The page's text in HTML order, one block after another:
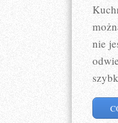
nie